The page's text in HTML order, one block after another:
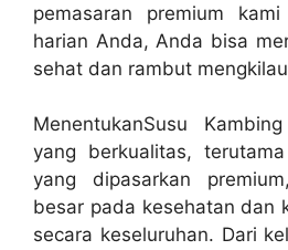
pemasaran premium
harian Anda, Anda bisa
sehat dan rambut
MenentukanSusu
yang berkualitas,
yang dipasarkan
besar pada kesehatan dan
secara keseluruhan. Dari